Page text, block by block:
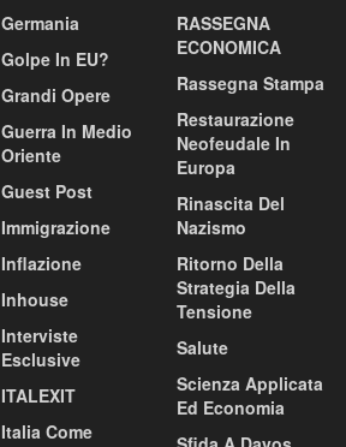
Germania
Golpe In EU?
Grandi Opere
Guerra In Medio
Oriente
Guest Post
Immigrazione
Inflazione
Inhouse
Interviste
Esclusive
ITALEXIT
Italia Come
RASSEGNA
ECONOMICA
Rassegna Stampa
Restaurazione
Neofeudale In
Europa
Rinascita Del
Nazismo
Ritorno Della
Strategia Della
Tensione
Salute
Scienza Applicata
Ed Economia